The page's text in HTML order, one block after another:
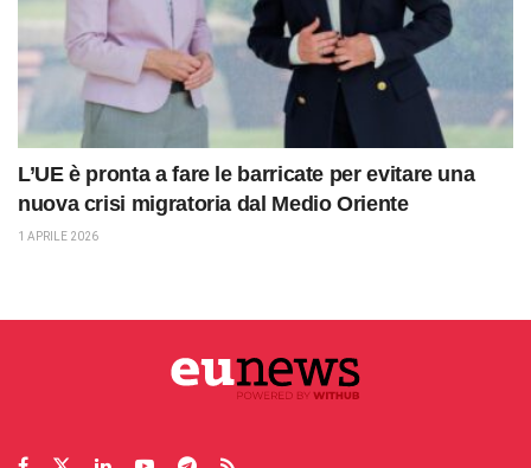
L’UE è pronta a fare le barricate per evitare una
nuova crisi migratoria dal Medio Oriente
1 APRILE 2026